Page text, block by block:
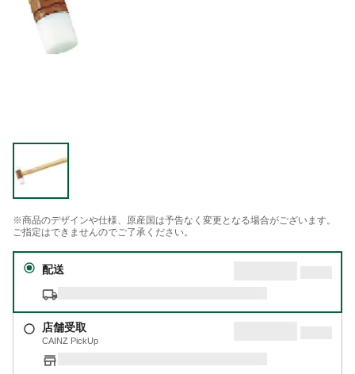
※商品のデザインや仕様、原産国は予告なく変更となる場合がございます。
ご指定はできませんのでご了承ください。
配送
店舗受取
CAINZ PickUp